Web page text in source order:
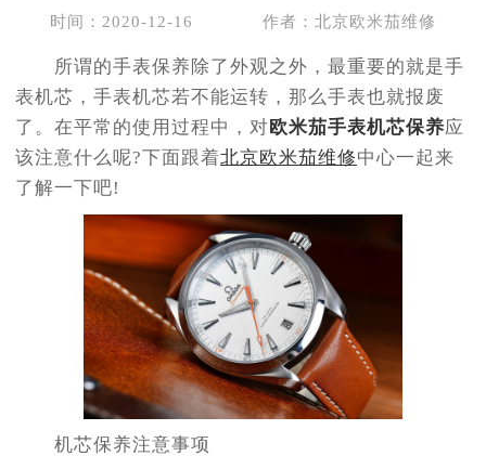
时间：2020-12-16 作者：北京欧米茄维修
所谓的手表保养除了外观之外，最重要的就是手
表机芯，手表机芯若不能运转，那么手表也就报废
了。在平常的使用过程中，对 欧米茄手表机芯保养应
该注意什么呢?下面跟着北京欧米茄维修中心一起来
了解一下吧!
机芯保养注意事项